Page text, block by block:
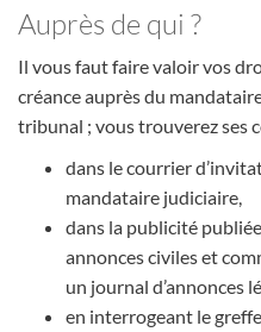
Auprès de qui ?
Il vous faut faire valoir vos
créance auprès du
tribunal ; vous trouverez ses
dans le courrier
mandataire judiciaire,
dans la publicité
annonces civiles et
un journal d’annonces
en interrogeant le